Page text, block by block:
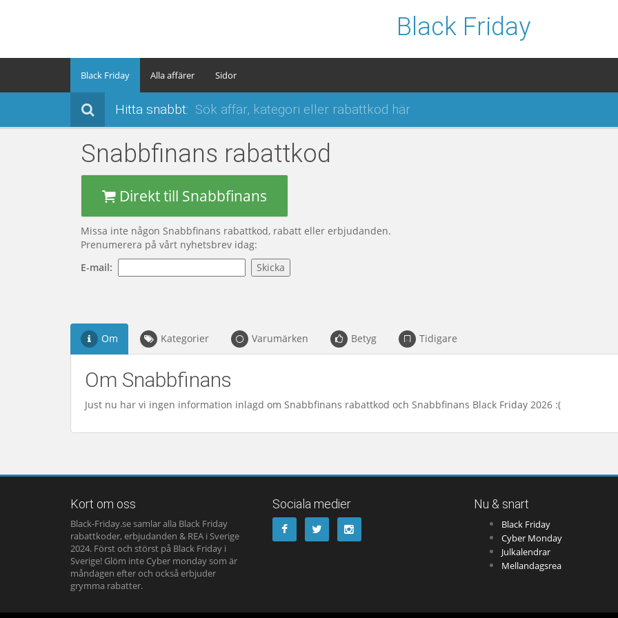
Black Friday
Black Friday Alla affärer Sidor
Hitta snabbt:
Snabbfinans rabattkod
Direkt till Snabbfinans
Missa inte någon Snabbfinans rabattkod, rabatt eller erbjudanden.
Prenumerera på vårt nyhetsbrev idag:
E-mail:
Om Kategorier Varumärken Betyg Tidigare
Om Snabbfinans
Just nu har vi ingen information inlagd om Snabbfinans rabattkod och Snabbfinans Black Friday 2026 :(
Kort om oss
Black-Friday.se samlar alla Black Friday
rabattkoder, erbjudanden & REA i Sverige
2024. Först och störst på Black Friday i
Sverige! Glöm inte Cyber monday som är
måndagen efter och också erbjuder
grymma rabatter.
Sociala medier Nu & snart
Black Friday
Cyber Monday
Julkalendrar
Mellandagsrea